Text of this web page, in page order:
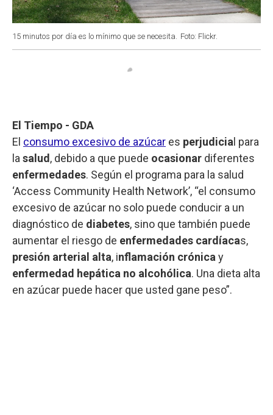
15 minutos por día es lo mínimo que se necesita. Foto: Flickr.
El Tiempo - GDA
El consumo excesivo de azúcar es perjudicia l para
la salud , debido a que puede ocasionar diferentes
enfermedades. Según el programa para la salud
‘Access Community Health Network’, “el consumo
excesivo de azúcar no solo puede conducir a un
diagnóstico de diabetes, sino que también puede
aumentar el riesgo de enfermedades cardíacas,
presión arterial alta, inflamación crónica y
enfermedad hepática no alcohólica. Una dieta alta
en azúcar puede hacer que usted gane peso”.